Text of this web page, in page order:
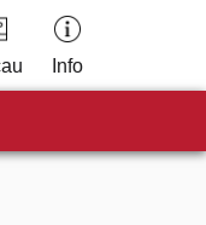
Info